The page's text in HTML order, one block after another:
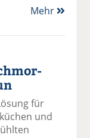
Mehr
für
und